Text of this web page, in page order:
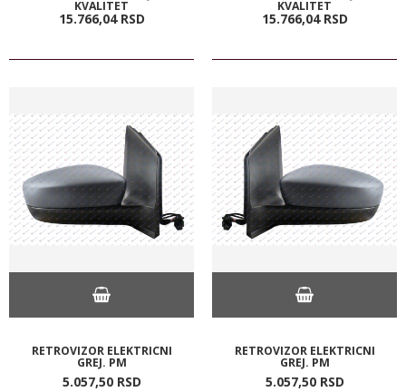
KVALITET
15.766,04 RSD
KVALITET
15.766,04 RSD
RETROVIZOR ELEKTRICNI
GREJ. PM
5.057,50 RSD
RETROVIZOR ELEKTRICNI
GREJ. PM
5.057,50 RSD